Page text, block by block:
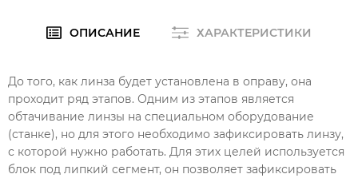
ОПИСАНИЕ ХАРАКТЕРИСТИКИ
До того, как линза будет установлена в оправу, она
проходит ряд этапов. Одним из этапов является
обтачивание линзы на специальном оборудование
(станке), но для этого необходимо зафиксировать линзу,
с которой нужно работать. Для этих целей используется
блок под липкий сегмент, он позволяет зафиксировать